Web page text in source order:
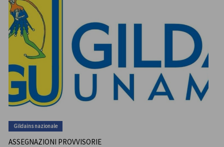
Gildains nazionale
ASSEGNAZIONI PROVVISORIE